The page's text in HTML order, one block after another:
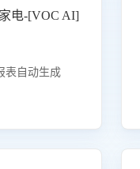
电-[VOC AI]
表自动生成